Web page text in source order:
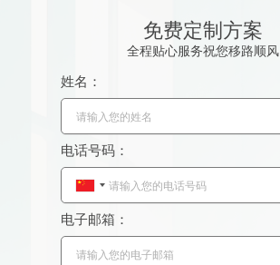
免费定制方案
全程贴心服务祝您移路顺风
姓名：
电话号码：
C
h
i
n
电子邮箱：